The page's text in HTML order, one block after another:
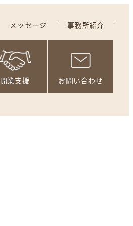
メッセージ 事務所紹介
開業支援 お問い合わせ